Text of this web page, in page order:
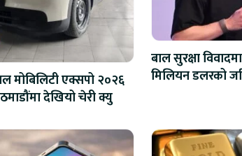
मोबिलिटी एक्सपो २०२६
देखियो चेरी क्यु
बाल सुरक्षा